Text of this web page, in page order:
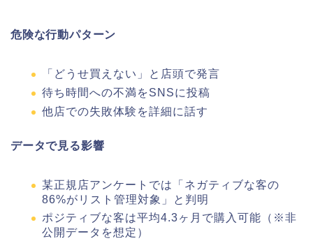
危険な行動パターン
「どうせ買えない」と店頭で発言
待ち時間への不満をSNSに投稿
他店での失敗体験を詳細に話す
データで見る影響
某正規店アンケートでは「ネガティブな客の
86%がリスト管理対象」と判明
ポジティブな客は平均4.3ヶ月で購入可能（※非
公開データを想定）